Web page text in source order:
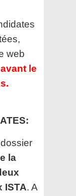
web
avant le
la
ISTA. A